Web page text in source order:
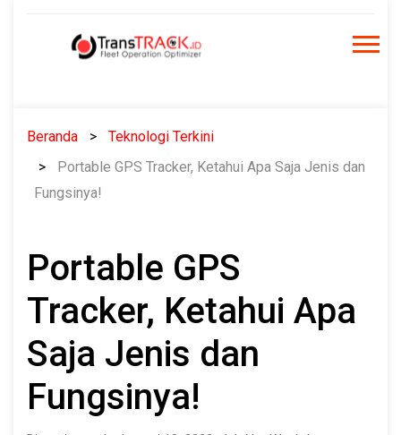
Beranda
Teknologi Terkini
Portable GPS Tracker, Ketahui Apa Saja Jenis dan
Fungsinya!
Portable GPS
Tracker, Ketahui Apa
Saja Jenis dan
Fungsinya!